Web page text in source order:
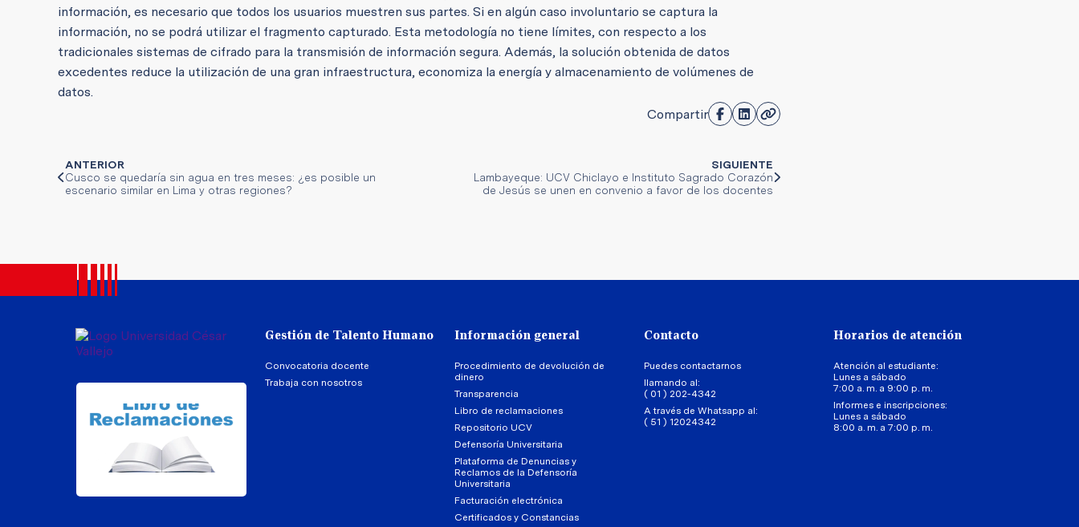
información, es necesario que todos los usuarios muestren sus partes. Si en algún caso involuntario se captura la
información, no se podrá utilizar el fragmento capturado. Esta metodología no tiene límites, con respecto a los
tradicionales sistemas de cifrado para la transmisión de información segura. Además, la solución obtenida de datos
excedentes reduce la utilización de una gran infraestructura, economiza la energía y almacenamiento de volúmenes de
datos.
Compartir
ANTERIOR
Cusco se quedaría sin agua en tres meses: ¿es posible un
escenario similar en Lima y otras regiones?
SIGUIENTE
Lambayeque: UCV Chiclayo e Instituto Sagrado Corazón
de Jesús se unen en convenio a favor de los docentes
Gestión de Talento Humano
Convocatoria docente
Trabaja con nosotros
Información general
Procedimiento de devolución de
dinero
Transparencia
Libro de reclamaciones
Repositorio UCV
Defensoría Universitaria
Plataforma de Denuncias y
Reclamos de la Defensoría
Universitaria
Facturación electrónica
Certificados y Constancias
Contacto
Puedes contactarnos
llamando al:
( 01 ) 202-4342
A través de Whatsapp al:
( 51 ) 12024342
Horarios de atención
Atención al estudiante:
Lunes a sábado
7:00 a. m. a 9:00 p. m.
Informes e inscripciones:
Lunes a sábado
8:00 a. m. a 7:00 p. m.